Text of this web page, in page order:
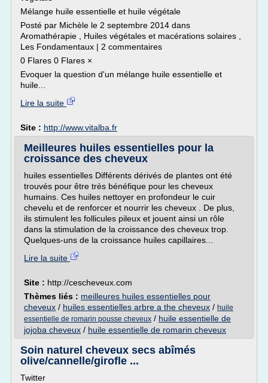
Mélange huile essentielle et huile végétale
Posté par Michèle le 2 septembre 2014 dans
Aromathérapie , Huiles végétales et macérations solaires ,
Les Fondamentaux | 2 commentaires
0 Flares 0 Flares ×
Evoquer la question d'un mélange huile essentielle et
huile...
Lire la suite
Site : http://www.vitalba.fr
Meilleures huiles essentielles pour la
croissance des cheveux
huiles essentielles Différents dérivés de plantes ont été
trouvés pour être très bénéfique pour les cheveux
humains. Ces huiles nettoyer en profondeur le cuir
chevelu et de renforcer et nourrir les cheveux . De plus,
ils stimulent les follicules pileux et jouent ainsi un rôle
dans la stimulation de la croissance des cheveux trop.
Quelques-uns de la croissance huiles capillaires...
Lire la suite
Site : http://cescheveux.com
Thèmes liés : meilleures huiles essentielles pour
cheveux / huiles essentielles arbre a the cheveux / huile
essentielle de romarin pousse cheveux / huile essentielle de
jojoba cheveux / huile essentielle de romarin cheveux
Soin naturel cheveux secs abîmés
olive/cannelle/girofle ...
Twitter